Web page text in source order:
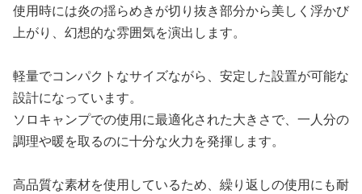
使用時には炎の揺らめきが切り抜き部分から美しく浮かび
上がり、幻想的な雰囲気を演出します。
軽量でコンパクトなサイズながら、安定した設置が可能な
設計になっています。
ソロキャンプでの使用に最適化された大きさで、一人分の
調理や暖を取るのに十分な火力を発揮します。
高品質な素材を使用しているため、繰り返しの使用にも耐